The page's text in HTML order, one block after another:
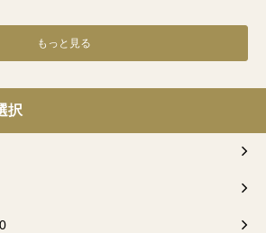
もっと見る
択